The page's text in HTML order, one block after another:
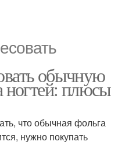
обычную
ногтей: плюсы
что обычная фольга
нужно покупать